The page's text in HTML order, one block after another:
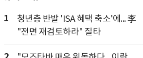
1
청년층 반발 'ISA 혜택 축소'에... 李
"전면 재검토하라" 질타